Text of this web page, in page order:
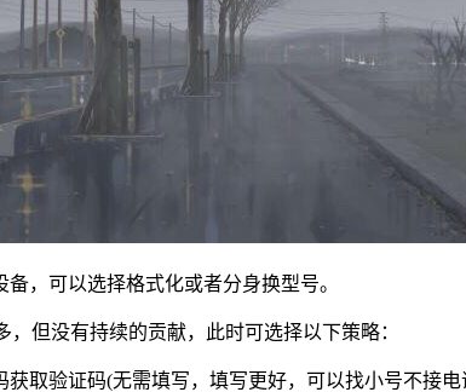
，可以选择格式化或者分身换型号。
但没有持续的贡献，此时可选择以下策略：
取验证码(无需填写，填写更好，可以找小号不接电